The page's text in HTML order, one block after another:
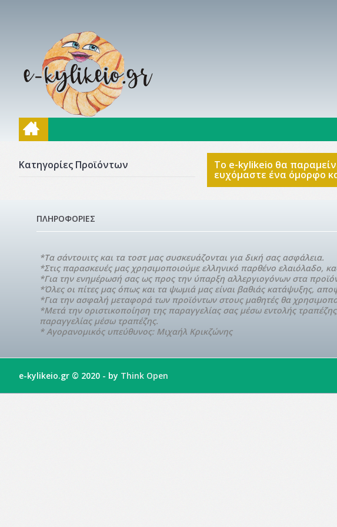
Κατηγορίες Προϊόντων Το e-kylikeio θα
ευχόμαστε ένα όμορφο
ΠΛΗΡΟΦΟΡΙΕΣ
*Τα σάντουιτς και τα τοστ μας συσκευάζονται για δική σας ασφάλεια.
*Στις παρασκευές μας χρησιμοποιούμε ελληνικό παρθένο ελαιόλαδο,
*Για την ενημέρωσή σας ως προς την ύπαρξη αλλεργιογόνων στα
*Όλες οι πίτες μας όπως και τα ψωμιά μας είναι βαθιάς κατάψυξης,
*Για την ασφαλή μεταφορά των προϊόντων στους μαθητές θα
*Μετά την οριστικοποίηση της παραγγελίας σας μέσω εντολής
παραγγελίας μέσω τραπέζης.
* Αγορανομικός υπεύθυνος: Μιχαήλ Κρικζώνης
e-kylikeio.gr © 2020 - by Think Open